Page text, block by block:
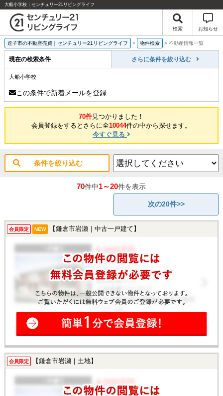
大船小学校｜センチュリー21リビングライフ
検索 お知らせ
逗子市の不動産売買｜センチュリー21リビングライフ > 物件検索 > 不動産情報一覧
現在の検索条件 さらに条件を絞り込む
大船小学校
この条件で新着メールを登録
70件見つかりました！
会員登録をするとさらに全10044件の中から探せます。
今すぐ見る
条件を絞り込む
70件中1～20件を表示
次の20件>>
会員限定 NEW 【鎌倉市岩瀬｜中古一戸建て】
会員限定 【鎌倉市岩瀬｜土地】